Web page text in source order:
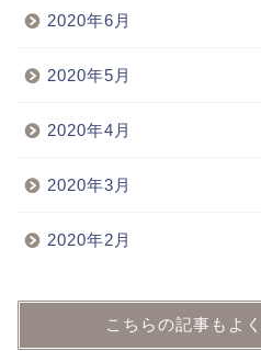
2020年6月
2020年5月
2020年4月
2020年3月
2020年2月
こちらの記事もよ